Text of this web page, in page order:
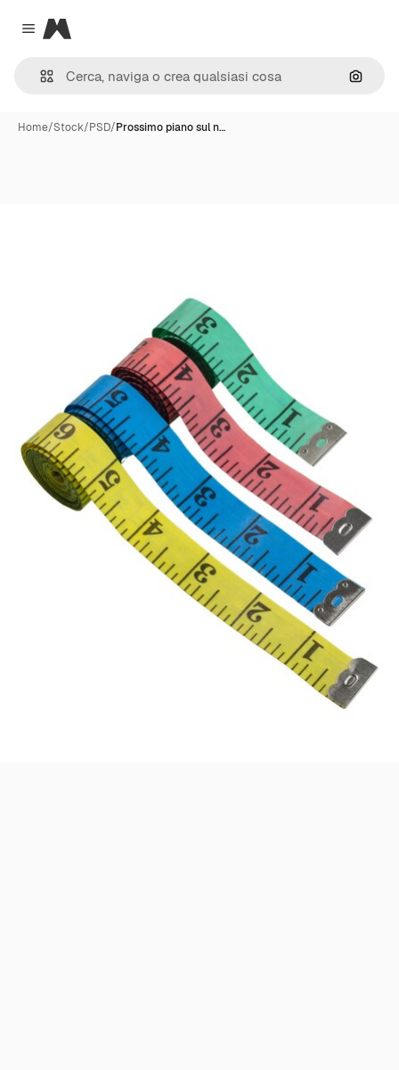
Close menu
Magnific
Cerca
Home/Stock/PSD/Prossimo piano sul n…